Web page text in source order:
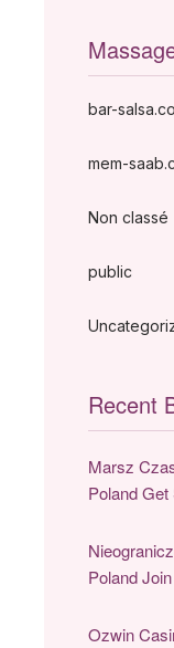
bar-
mem-
Non classé
public
Recent
Marsz
Poland
Poland
Ozwin